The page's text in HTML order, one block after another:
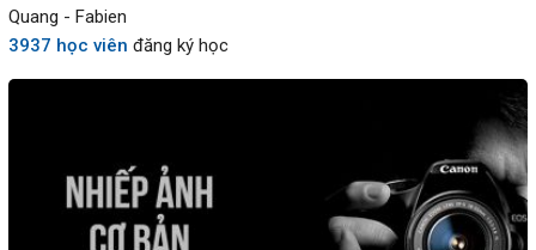
Quang - Fabien
3937 học viên đăng ký học